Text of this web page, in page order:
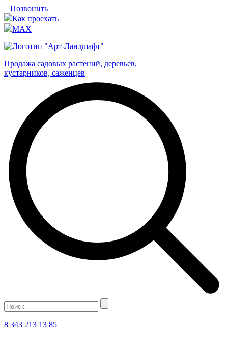
Позвонить
Как проехать
MAX
Продажа садовых растений, деревьев,
кустарников, саженцев
8 343 213 13 85